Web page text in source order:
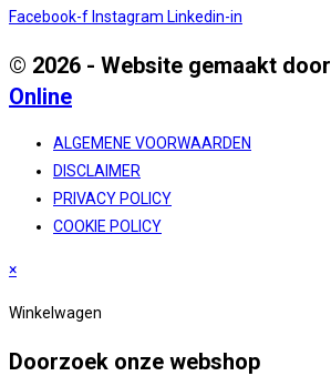
Facebook-f Instagram Linkedin-in
© 2026 - Website gemaakt door
Online
ALGEMENE VOORWAARDEN
DISCLAIMER
PRIVACY POLICY
COOKIE POLICY
×
Winkelwagen
Doorzoek onze webshop